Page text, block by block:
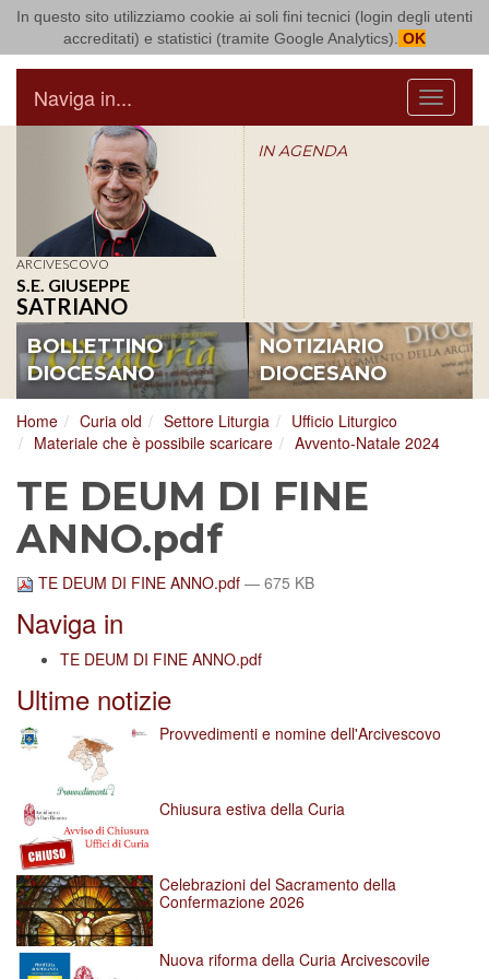
In questo sito utilizziamo cookie ai soli fini tecnici (login degli utenti
accreditati) e statistici (tramite Google Analytics). OK
Arcidiocesi di Bari Bitonto
Menu
Naviga in...
ARCIVESCOVO
S.E. GIUSEPPE
SATRIANO
IN AGENDA
BOLLETTINO
DIOCESANO
NOTIZIARIO
DIOCESANO
Home Curia old Settore Liturgia
Ufficio Liturgico
Materiale che è possibile scaricare
Avvento-Natale 2024
TE DEUM DI FINE
ANNO.pdf
TE DEUM DI FINE ANNO.pdf — 675 KB
Naviga in
TE DEUM DI FINE ANNO.pdf
Ultime notizie
Provvedimenti e nomine dell'Arcivescovo
Chiusura estiva della Curia
Celebrazioni del Sacramento della
Confermazione 2026
Nuova riforma della Curia Arcivescovile